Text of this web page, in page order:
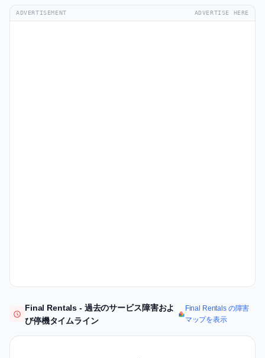
ADVERTISEMENT ADVERTISE HERE
Final Rentals - 過去のサービス障害およ
び停機タイムライン
Final Rentals の障害
マップを表示